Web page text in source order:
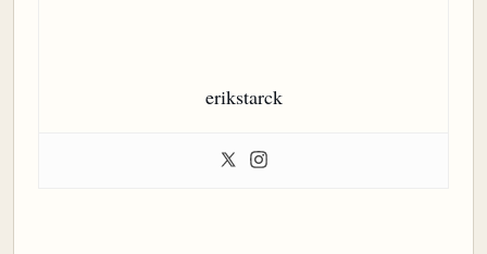
erikstarck